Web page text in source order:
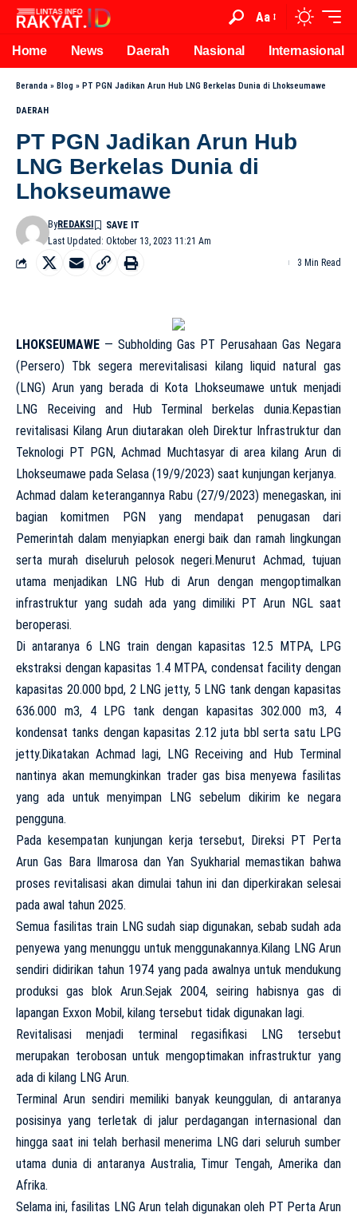
Aa
Home News Daerah Nasional Internasional
Beranda » Blog » PT PGN Jadikan Arun Hub LNG Berkelas Dunia di Lhokseumawe
DAERAH
PT PGN Jadikan Arun Hub
LNG Berkelas Dunia di
Lhokseumawe
Last Updated: Oktober 13, 2023 11:21 Am
ByREDAKSI
3 Min Read
LHOKSEUMAWE — Subholding Gas PT Perusahaan Gas Negara
(Persero) Tbk segera merevitalisasi kilang liquid natural gas
(LNG) Arun yang berada di Kota Lhokseumawe untuk menjadi
LNG Receiving and Hub Terminal berkelas dunia.Kepastian
revitalisasi Kilang Arun diutarakan oleh Direktur Infrastruktur dan
Teknologi PT PGN, Achmad Muchtasyar di area kilang Arun di
Lhokseumawe pada Selasa (19/9/2023) saat kunjungan kerjanya.
Achmad dalam keterangannya Rabu (27/9/2023) menegaskan, ini
bagian komitmen PGN yang mendapat penugasan dari
Pemerintah dalam menyiapkan energi baik dan ramah lingkungan
serta murah diseluruh pelosok negeri.Menurut Achmad, tujuan
utama menjadikan LNG Hub di Arun dengan mengoptimalkan
infrastruktur yang sudah ada yang dimiliki PT Arun NGL saat
beroperasi.
Di antaranya 6 LNG train dengan kapasitas 12.5 MTPA, LPG
ekstraksi dengan kapasitas 1.4 MTPA, condensat facility dengan
kapasitas 20.000 bpd, 2 LNG jetty, 5 LNG tank dengan kapasitas
636.000 m3, 4 LPG tank dengan kapasitas 302.000 m3, 4
kondensat tanks dengan kapasitas 2.12 juta bbl serta satu LPG
jetty.Dikatakan Achmad lagi, LNG Receiving and Hub Terminal
nantinya akan memungkinkan trader gas bisa menyewa fasilitas
yang ada untuk menyimpan LNG sebelum dikirim ke negara
pengguna.
Pada kesempatan kunjungan kerja tersebut, Direksi PT Perta
Arun Gas Bara Ilmarosa dan Yan Syukharial memastikan bahwa
proses revitalisasi akan dimulai tahun ini dan diperkirakan selesai
pada awal tahun 2025.
Semua fasilitas train LNG sudah siap digunakan, sebab sudah ada
penyewa yang menunggu untuk menggunakannya.Kilang LNG Arun
sendiri didirikan tahun 1974 yang pada awalnya untuk mendukung
produksi gas blok Arun.Sejak 2004, seiring habisnya gas di
lapangan Exxon Mobil, kilang tersebut tidak digunakan lagi.
Revitalisasi menjadi terminal regasifikasi LNG tersebut
merupakan terobosan untuk mengoptimakan infrastruktur yang
ada di kilang LNG Arun.
Terminal Arun sendiri memiliki banyak keunggulan, di antaranya
posisinya yang terletak di jalur perdagangan internasional dan
hingga saat ini telah berhasil menerima LNG dari seluruh sumber
utama dunia di antaranya Australia, Timur Tengah, Amerika dan
Afrika.
Selama ini, fasilitas LNG Arun telah digunakan oleh PT Perta Arun